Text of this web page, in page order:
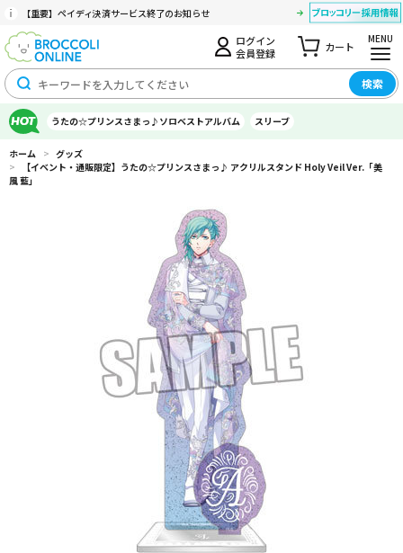
【重要】ペイディ決済サービス終了のお知らせ
ログイン
会員登録
カート
MENU
検索
うたの☆プリンスさまっ♪ソロベストアルバム スリーブ
ホーム > グッズ
>
【イベント・通販限定】うたの☆プリンスさまっ♪ アクリルスタンド Holy Veil Ver.「美
風 藍」